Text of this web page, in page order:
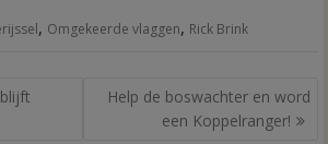
, Omgekeerde vlaggen, Rick Brink
Help de boswachter en word
een Koppelranger!